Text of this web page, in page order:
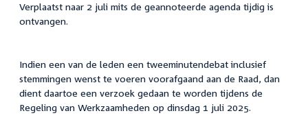
Verplaatst naar 2 juli mits de geannoteerde agenda tijdig is
ontvangen.
Indien een van de leden een tweeminutendebat inclusief
stemmingen wenst te voeren voorafgaand aan de Raad, dan
dient daartoe een verzoek gedaan te worden tijdens de
Regeling van Werkzaamheden op dinsdag 1 juli 2025.